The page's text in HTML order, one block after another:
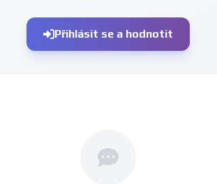
Přihlásit se a hodnotit